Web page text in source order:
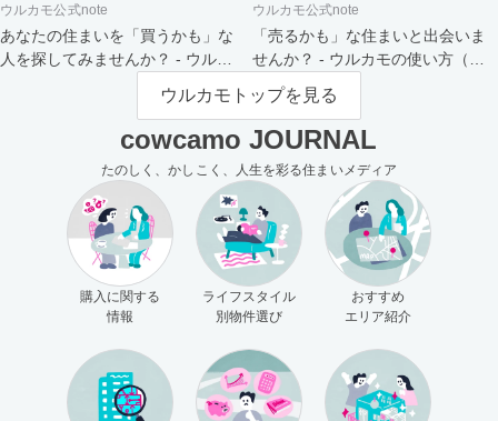
ウルカモ公式note
あなたの住まいを「買うかも」な
人を探してみませんか？ - ウルカ
ウルカモ公式note
「売るかも」な住まいと出会いま
せんか？ - ウルカモの使い方（買
主さま向け）
ウルカモトップを見る
cowcamo JOURNAL
たのしく、かしこく、人生を彩る住まいメディア
購入に関する
情報
ライフスタイル
別物件選び
おすすめ
エリア紹介